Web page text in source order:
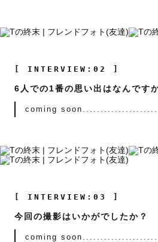
[ INTERVIEW:02 ]
6人での1番の思い出はなんです
coming
[ INTERVIEW:03 ]
今回の撮影はいかがでしたか？
coming